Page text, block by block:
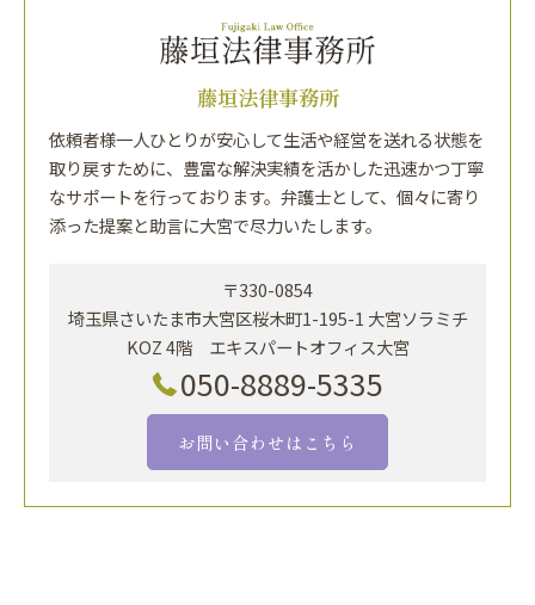
藤垣法律事務所
依頼者様一人ひとりが安心して生活や経営を送れる状態を
取り戻すために、豊富な解決実績を活かした迅速かつ丁寧
なサポートを行っております。弁護士として、個々に寄り
添った提案と助言に大宮で尽力いたします。
〒330-0854
埼玉県さいたま市大宮区桜木町1-195-1 大宮ソラミチ
KOZ 4階 エキスパートオフィス大宮
050-8889-5335
お問い合わせはこちら